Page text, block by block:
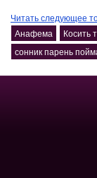
Читать следующее
Анафема
Косить
сонник парень